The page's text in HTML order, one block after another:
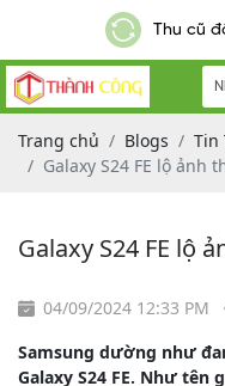
Thu cũ
Trang chủ Blogs
Tin
Galaxy S24 FE lộ ảnh
Galaxy S24 FE lộ
04/09/2024 12:33 PM
Samsung dường như
Galaxy S24 FE. Như tên